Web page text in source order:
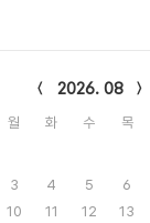
2026. 08
월 화 수 목
3 4 5 6
10 11 12 13